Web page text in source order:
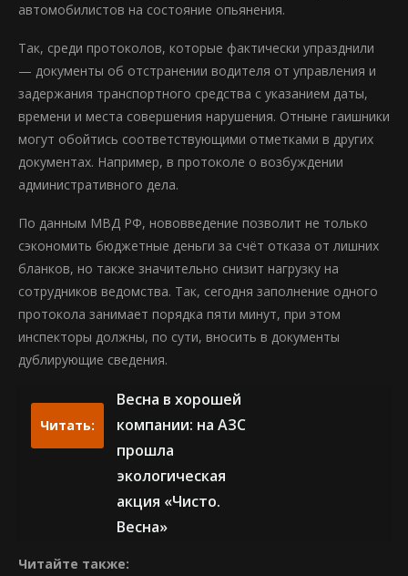
автомобилистов на состояние опьянения.
Так, среди протоколов, которые фактически упразднили
— документы об отстранении водителя от управления и
задержания транспортного средства с указанием даты,
времени и места совершения нарушения. Отныне гаишники
могут обойтись соответствующими отметками в других
документах. Например, в протоколе о возбуждении
административного дела.
По данным МВД РФ, нововведение позволит не только
сэкономить бюджетные деньги за счёт отказа от лишних
бланков, но также значительно снизит нагрузку на
сотрудников ведомства. Так, сегодня заполнение одного
протокола занимает порядка пяти минут, при этом
инспекторы должны, по сути, вносить в документы
дублирующие сведения.
Читать:
Весна в хорошей
компании: на АЗС
прошла
экологическая
акция «Чисто.
Весна»
Читайте также: